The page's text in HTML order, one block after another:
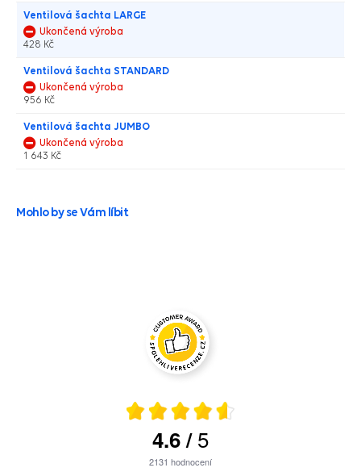
Ventilová šachta LARGE
Ukončená výroba
428 Kč
Ventilová šachta STANDARD
Ukončená výroba
956 Kč
Ventilová šachta JUMBO
Ukončená výroba
1 643 Kč
Mohlo by se Vám líbit
4.6/5
2131 hodnocení